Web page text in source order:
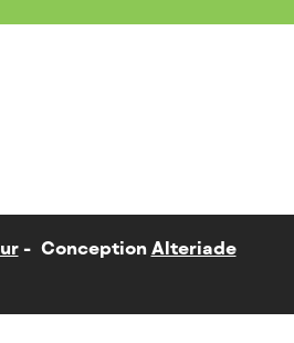
Conception Alteriade